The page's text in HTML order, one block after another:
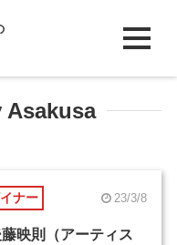
Asakusa
ナー 23/3/8
映則（アーティス